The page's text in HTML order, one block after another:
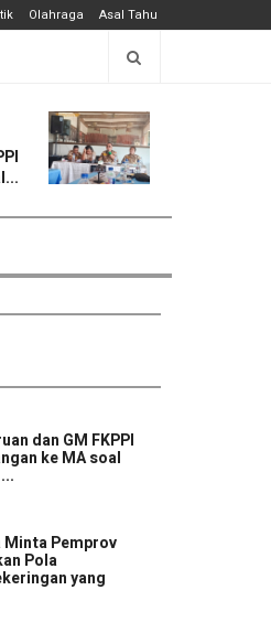
Olahraga Asal Tahu
dan GM FKPPI
ke MA soal
Minta Pemprov
Pola
yang